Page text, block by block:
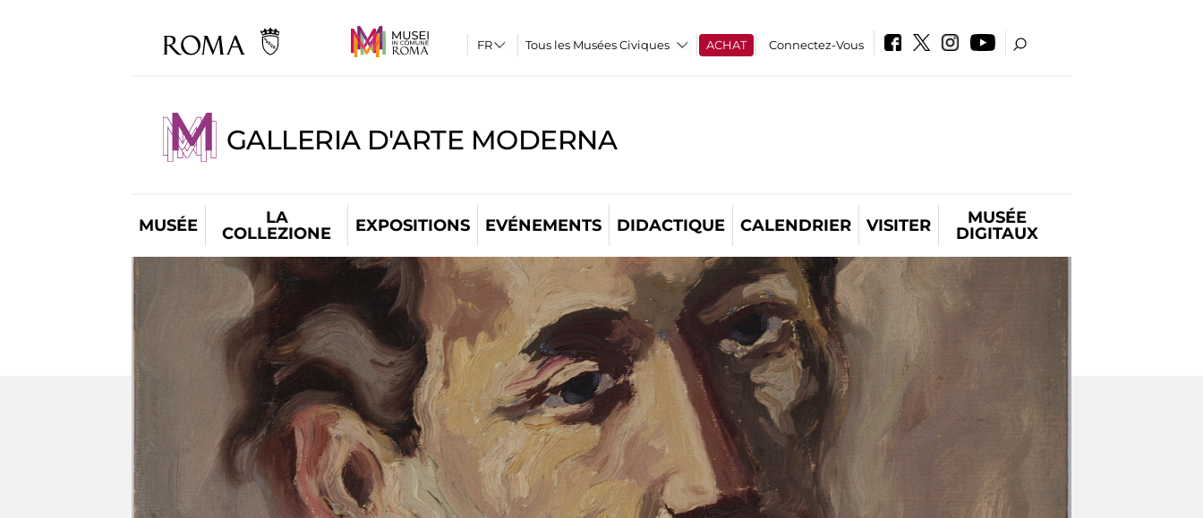
Tous les Musées Civiques ACHAT Connectez-Vous
GALLERIA D'ARTE MODERNA
MUSÉE
LA
COLLEZIONE
EXPOSITIONS EVÉNEMENTS DIDACTIQUE CALENDRIER VISITER
MUSÉE
DIGITAUX